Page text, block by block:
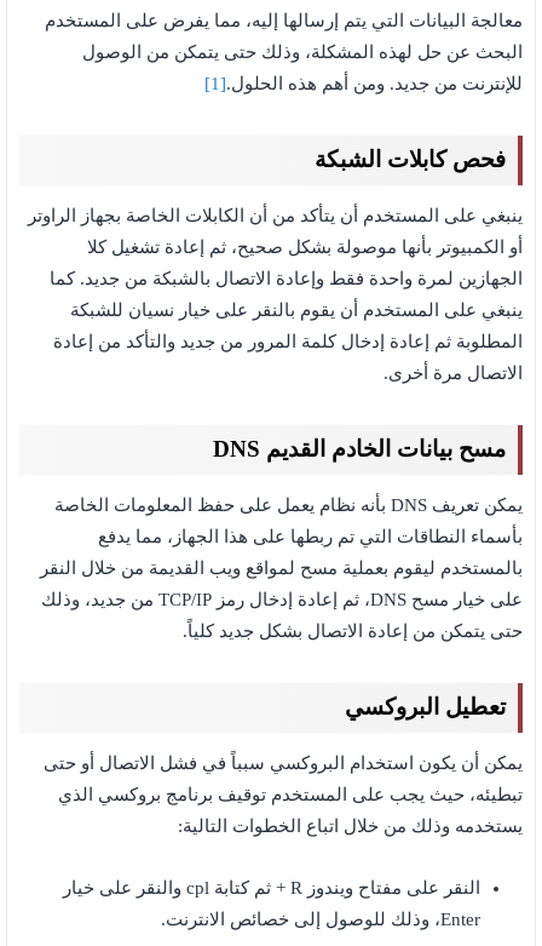
معالجة البيانات التي يتم إرسالها إليه، مما يفرض على المستخدم
البحث عن حل لهذه المشكلة، وذلك حتى يتمكن من الوصول
للإنترنت من جديد. ومن أهم هذه الحلول.[1]
فحص كابلات الشبكة
ينبغي على المستخدم أن يتأكد من أن الكابلات الخاصة بجهاز الراوتر
أو الكمبيوتر بأنها موصولة بشكل صحيح، ثم إعادة تشغيل كلا
الجهازين لمرة واحدة فقط وإعادة الاتصال بالشبكة من جديد. كما
ينبغي على المستخدم أن يقوم بالنقر على خيار نسيان للشبكة
المطلوبة ثم إعادة إدخال كلمة المرور من جديد والتأكد من إعادة
الاتصال مرة أخرى.
مسح بيانات الخادم القديم DNS
يمكن تعريف DNS بأنه نظام يعمل على حفظ المعلومات الخاصة
بأسماء النطاقات التي تم ربطها على هذا الجهاز، مما يدفع
بالمستخدم ليقوم بعملية مسح لمواقع ويب القديمة من خلال النقر
على خيار مسح DNS، ثم إعادة إدخال رمز TCP/IP من جديد، وذلك
حتى يتمكن من إعادة الاتصال بشكل جديد كلياً.
تعطيل البروكسي
يمكن أن يكون استخدام البروكسي سبباً في فشل الاتصال أو حتى
تبطيئه، حيث يجب على المستخدم توقيف برنامج بروكسي الذي
يستخدمه وذلك من خلال اتباع الخطوات التالية:
النقر على مفتاح ويندوز R + ثم كتابة cpl والنقر على خيار
Enter، وذلك للوصول إلى خصائص الانترنت.